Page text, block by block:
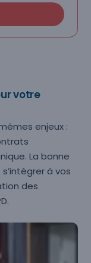
votre
enjeux :
La bonne
à vos
des